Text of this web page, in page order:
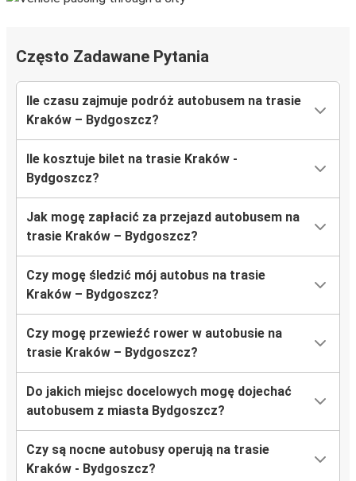
Często Zadawane Pytania
Ile czasu zajmuje podróż autobusem na trasie
Kraków – Bydgoszcz?
Ile kosztuje bilet na trasie Kraków -
Bydgoszcz?
Jak mogę zapłacić za przejazd autobusem na
trasie Kraków – Bydgoszcz?
Czy mogę śledzić mój autobus na trasie
Kraków – Bydgoszcz?
Czy mogę przewieźć rower w autobusie na
trasie Kraków – Bydgoszcz?
Do jakich miejsc docelowych mogę dojechać
autobusem z miasta Bydgoszcz?
Czy są nocne autobusy operują na trasie
Kraków - Bydgoszcz?